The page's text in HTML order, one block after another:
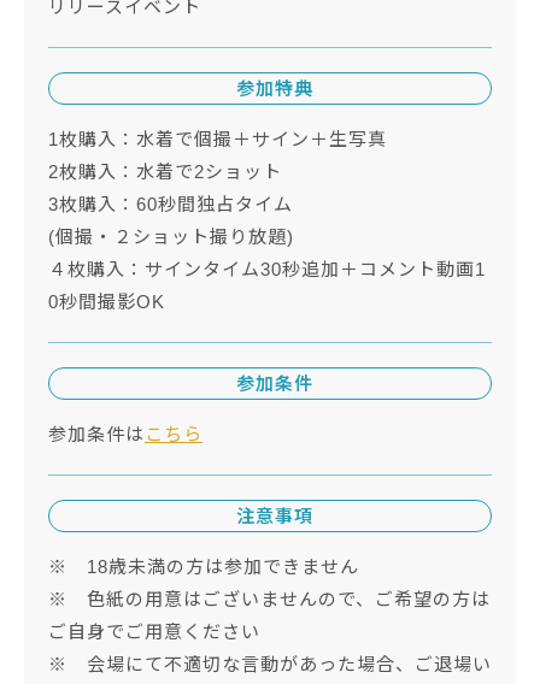
リリースイベント
参加特典
1枚購入：水着で個撮＋サイン＋生写真
2枚購入：水着で2ショット
3枚購入：60秒間独占タイム
(個撮・２ショット撮り放題)
４枚購入：サインタイム30秒追加＋コメント動画1
0秒間撮影OK
参加条件
参加条件は こちら
注意事項
※ 18歳未満の方は参加できません
※ 色紙の用意はございませんので、ご希望の方は
ご自身でご用意ください
※ 会場にて不適切な言動があった場合、ご退場い